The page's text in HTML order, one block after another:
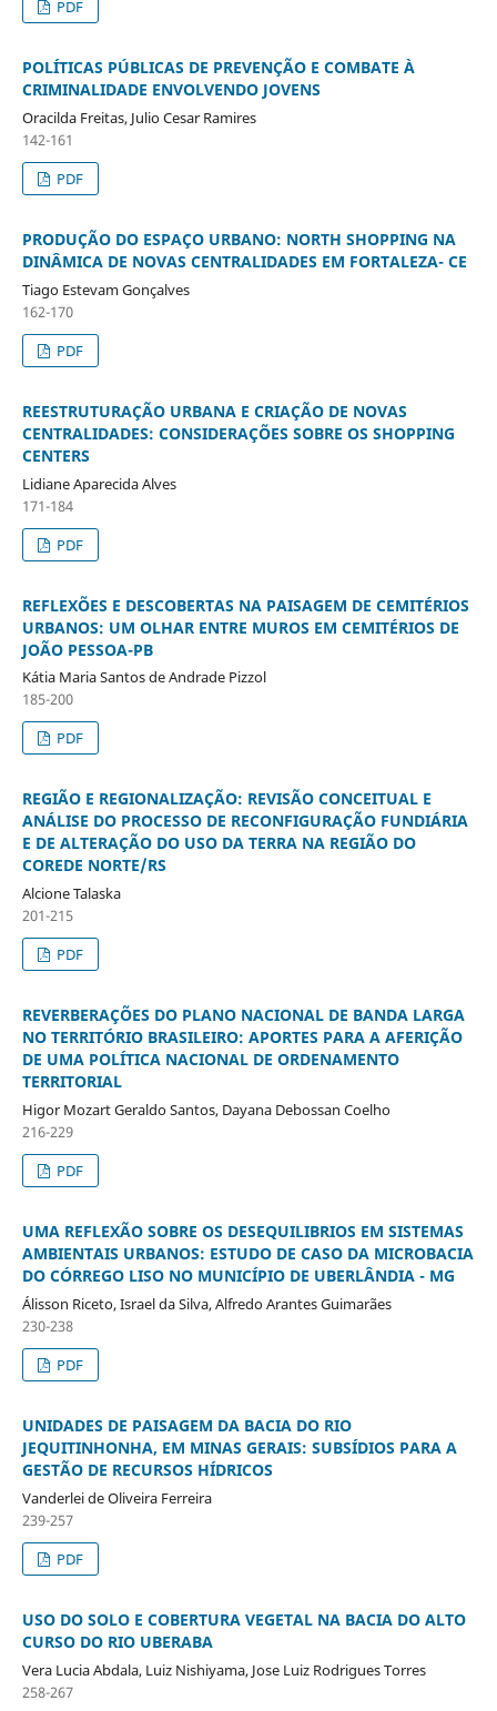
PDF
POLÍTICAS PÚBLICAS DE PREVENÇÃO E COMBATE À
CRIMINALIDADE ENVOLVENDO JOVENS
Oracilda Freitas, Julio Cesar Ramires
142-161
PDF
PRODUÇÃO DO ESPAÇO URBANO: NORTH SHOPPING NA
DINÂMICA DE NOVAS CENTRALIDADES EM FORTALEZA- CE
Tiago Estevam Gonçalves
162-170
PDF
REESTRUTURAÇÃO URBANA E CRIAÇÃO DE NOVAS
CENTRALIDADES: CONSIDERAÇÕES SOBRE OS SHOPPING
CENTERS
Lidiane Aparecida Alves
171-184
PDF
REFLEXÕES E DESCOBERTAS NA PAISAGEM DE CEMITÉRIOS
URBANOS: UM OLHAR ENTRE MUROS EM CEMITÉRIOS DE
JOÃO PESSOA-PB
Kátia Maria Santos de Andrade Pizzol
185-200
PDF
REGIÃO E REGIONALIZAÇÃO: REVISÃO CONCEITUAL E
ANÁLISE DO PROCESSO DE RECONFIGURAÇÃO FUNDIÁRIA
E DE ALTERAÇÃO DO USO DA TERRA NA REGIÃO DO
COREDE NORTE/RS
Alcione Talaska
201-215
PDF
REVERBERAÇÕES DO PLANO NACIONAL DE BANDA LARGA
NO TERRITÓRIO BRASILEIRO: APORTES PARA A AFERIÇÃO
DE UMA POLÍTICA NACIONAL DE ORDENAMENTO
TERRITORIAL
Higor Mozart Geraldo Santos, Dayana Debossan Coelho
216-229
PDF
UMA REFLEXÃO SOBRE OS DESEQUILIBRIOS EM SISTEMAS
AMBIENTAIS URBANOS: ESTUDO DE CASO DA MICROBACIA
DO CÓRREGO LISO NO MUNICÍPIO DE UBERLÂNDIA - MG
Álisson Riceto, Israel da Silva, Alfredo Arantes Guimarães
230-238
PDF
UNIDADES DE PAISAGEM DA BACIA DO RIO
JEQUITINHONHA, EM MINAS GERAIS: SUBSÍDIOS PARA A
GESTÃO DE RECURSOS HÍDRICOS
Vanderlei de Oliveira Ferreira
239-257
PDF
USO DO SOLO E COBERTURA VEGETAL NA BACIA DO ALTO
CURSO DO RIO UBERABA
Vera Lucia Abdala, Luiz Nishiyama, Jose Luiz Rodrigues Torres
258-267